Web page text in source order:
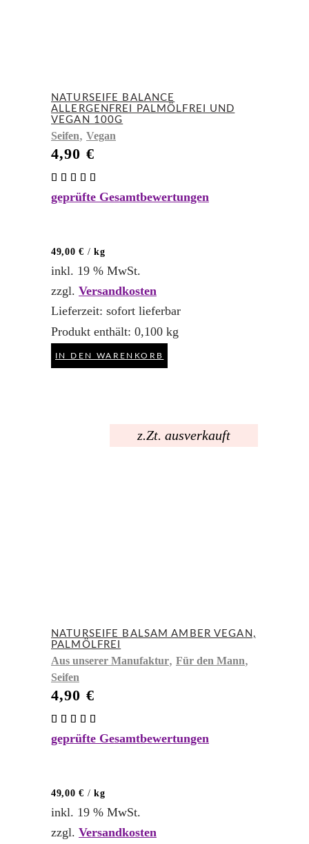
NATURSEIFE BALANCE
ALLERGENFREI PALMÖLFREI UND
VEGAN 100G
Seifen, Vegan
4,90 €
5.00
geprüfte Gesamtbewertungen
49,00€ /kg
inkl. 19 % MwSt.
zzgl. Versandkosten
Lieferzeit: sofort lieferbar
Produkt enthält: 0,100 kg
IN DEN WARENKORB
z.Zt. ausverkauft
NATURSEIFE BALSAM AMBER VEGAN,
PALMÖLFREI
Aus unserer Manufaktur, Für den Mann,
Seifen
4,90 €
5.00
geprüfte Gesamtbewertungen
49,00€ /kg
inkl. 19 % MwSt.
zzgl. Versandkosten